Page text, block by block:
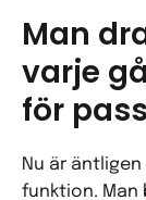
Man
varje
för
Nu är
funktion. Man